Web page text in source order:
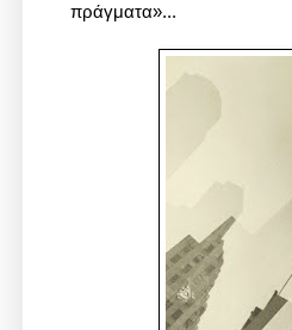
πράγματα»...